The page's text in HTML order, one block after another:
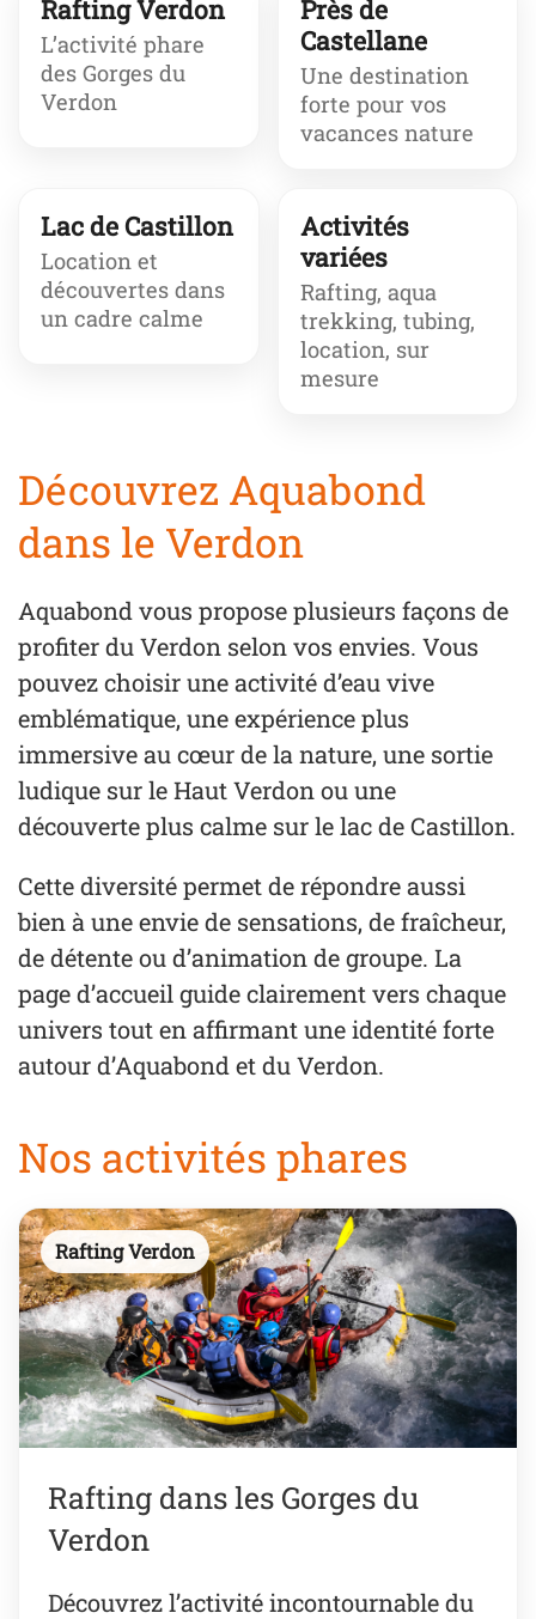
Rafting Verdon
L’activité phare
des Gorges du
Verdon
Près de
Castellane
Une destination
forte pour vos
vacances nature
Lac de Castillon
Location et
découvertes dans
un cadre calme
Activités
variées
Rafting, aqua
trekking, tubing,
location, sur
mesure
Découvrez Aquabond
dans le Verdon
Aquabond vous propose plusieurs façons de
profiter du Verdon selon vos envies. Vous
pouvez choisir une activité d’eau vive
emblématique, une expérience plus
immersive au cœur de la nature, une sortie
ludique sur le Haut Verdon ou une
découverte plus calme sur le lac de Castillon.
Cette diversité permet de répondre aussi
bien à une envie de sensations, de fraîcheur,
de détente ou d’animation de groupe. La
page d’accueil guide clairement vers chaque
univers tout en affirmant une identité forte
autour d’Aquabond et du Verdon.
Nos activités phares
Rafting Verdon
Rafting dans les Gorges du
Verdon
Découvrez l’activité incontournable du